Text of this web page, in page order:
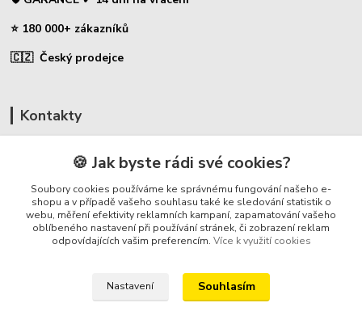
⭐ 180 000+ zákazníků
🇨🇿 Český prodejce
Kontakty
🛡️ Zákaznická podpora
📞 728 007 997
⏰ Po-Pá - 7:00 - 13:30
info@repulse.cz
🍪 Jak byste rádi své cookies?
Soubory cookies používáme ke správnému fungování našeho e-
shopu a v případě vašeho souhlasu také ke sledování statistik o
webu, měření efektivity reklamních kampaní, zapamatování vašeho
oblíbeného nastavení při používání stránek, či zobrazení reklam
odpovídajících vašim preferencím. Více k využití cookies
Nastavení Souhlasím